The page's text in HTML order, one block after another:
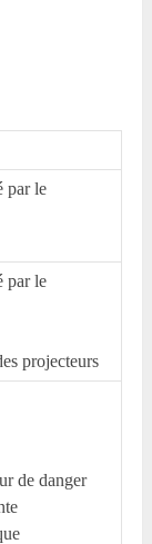
par le
par le
projecteurs
de danger